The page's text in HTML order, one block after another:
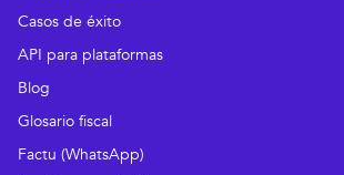
Casos de éxito
API para plataformas
Blog
Glosario fiscal
Factu (WhatsApp)